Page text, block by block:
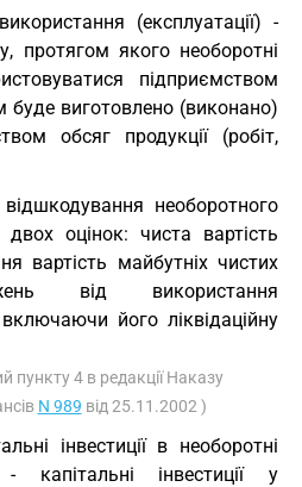
(експлуатації) -
протягом якого необоротні
підприємством
буде виготовлено (виконано)
обсяг продукції (робіт,
необоротного
оцінок: чиста вартість
вартість майбутніх чистих
від використання
його ліквідаційну
пункту 4 в редакції Наказу
N 989 від 25.11.2002 )
інвестиції в необоротні
капітальні інвестиції у